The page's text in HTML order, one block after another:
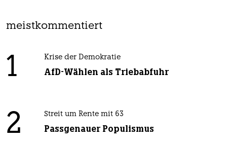
meistkommentiert
1 Krise der Demokratie
AfD-Wählen als Triebabfuhr
2 Streit um Rente mit 63
Passgenauer Populismus